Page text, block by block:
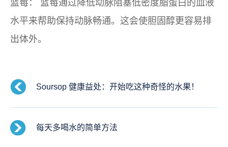
蓝莓：
蓝莓通过降低动脉阻塞低密度脂蛋白的血液
水平来帮助保持动脉畅通。这会使胆固醇更容易排
出体外。
Soursop 健康益处：开始吃这种奇怪的水果！
每天多喝水的简单方法